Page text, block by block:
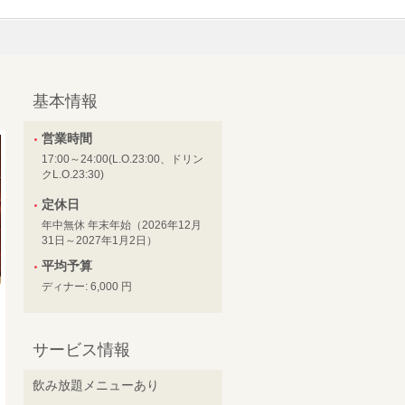
基本情報
営業時間
17:00～24:00(L.O.23:00、ドリン
クL.O.23:30)
定休日
年中無休 年末年始（2026年12月
31日～2027年1月2日）
平均予算
ディナー: 6,000 円
サービス情報
飲み放題メニューあり